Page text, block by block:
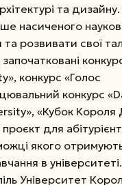
та
насиченого
розвивати свої
конкурс «Голос
конкурс
«Кубок Короля
для
якого
в університеті.
Університет